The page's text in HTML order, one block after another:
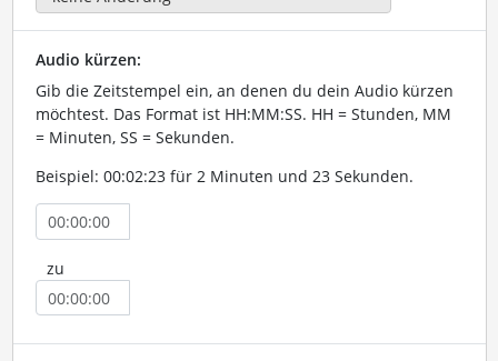
Audio kürzen:
Gib die Zeitstempel ein, an denen du dein Audio kürzen
möchtest. Das Format ist HH:MM:SS. HH = Stunden, MM
= Minuten, SS = Sekunden.
Beispiel: 00:02:23 für 2 Minuten und 23 Sekunden.
zu